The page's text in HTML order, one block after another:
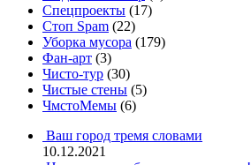
Спецпроекты (17)
Стоп Spam (22)
Уборка мусора (179)
Фан-арт (3)
Чисто-тур (30)
Чистые стены (5)
ЧмстоМемы (6)
Ваш город тремя словами
10.12.2021